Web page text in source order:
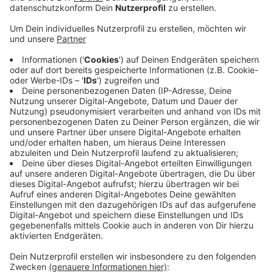
Veröffentlicht:Donnerstag, 18.04.2019 12:42
Anzeige
Am Rheinufer wurde in den letzten Jahren in den
Nächten vorm Feuer immer wieder Feuerholz geklaut.
In Imbach hatten sie plötzlich zuviel auf dem Haufen.
Dort hatten häufiger Hobbygärtner die Chance
ergriffen und ihren Grünschnitt einfach unbemerkt
dazugeschüttet.
An der Schiffsbrücke Wuppermündung geht das
Programm um 15 Uhr los, das Feuer wird dann um
18.30 Uhr angezündet. Das Osterfeuer in Imbach wird
um 20 Uhr entfacht.
Anzeige